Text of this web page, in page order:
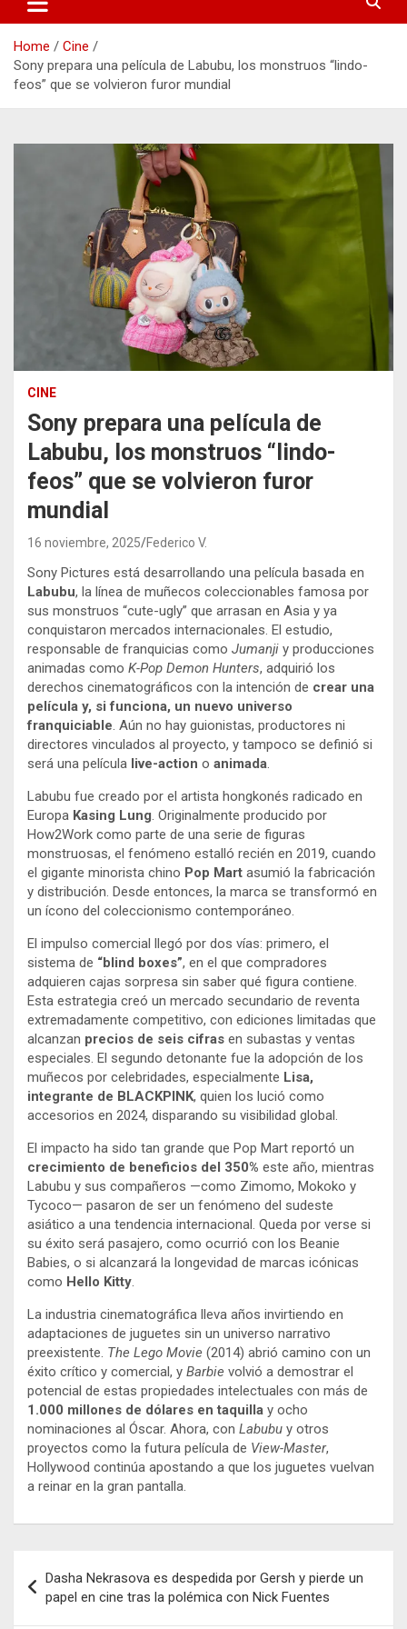
Home
Cine
Sony prepara una película de Labubu, los monstruos “lindo-
feos” que se volvieron furor mundial
CINE
Sony prepara una película de
Labubu, los monstruos “lindo-
feos” que se volvieron furor
mundial
16 noviembre, 2025 Federico V.
Sony Pictures está desarrollando una película basada en
Labubu, la línea de muñecos coleccionables famosa por
sus monstruos “cute-ugly” que arrasan en Asia y ya
conquistaron mercados internacionales. El estudio,
responsable de franquicias como Jumanji y producciones
animadas como K-Pop Demon Hunters, adquirió los
derechos cinematográficos con la intención de crear una
película y, si funciona, un nuevo universo
franquiciable. Aún no hay guionistas, productores ni
directores vinculados al proyecto, y tampoco se definió si
será una película live-action o animada.
Labubu fue creado por el artista hongkonés radicado en
Europa Kasing Lung. Originalmente producido por
How2Work como parte de una serie de figuras
monstruosas, el fenómeno estalló recién en 2019, cuando
el gigante minorista chino Pop Mart asumió la fabricación
y distribución. Desde entonces, la marca se transformó en
un ícono del coleccionismo contemporáneo.
El impulso comercial llegó por dos vías: primero, el
sistema de “blind boxes”, en el que compradores
adquieren cajas sorpresa sin saber qué figura contiene.
Esta estrategia creó un mercado secundario de reventa
extremadamente competitivo, con ediciones limitadas que
alcanzan precios de seis cifras en subastas y ventas
especiales. El segundo detonante fue la adopción de los
muñecos por celebridades, especialmente Lisa,
integrante de BLACKPINK, quien los lució como
accesorios en 2024, disparando su visibilidad global.
El impacto ha sido tan grande que Pop Mart reportó un
crecimiento de beneficios del 350% este año, mientras
Labubu y sus compañeros —como Zimomo, Mokoko y
Tycoco— pasaron de ser un fenómeno del sudeste
asiático a una tendencia internacional. Queda por verse si
su éxito será pasajero, como ocurrió con los Beanie
Babies, o si alcanzará la longevidad de marcas icónicas
como Hello Kitty.
La industria cinematográfica lleva años invirtiendo en
adaptaciones de juguetes sin un universo narrativo
preexistente. The Lego Movie (2014) abrió camino con un
éxito crítico y comercial, y Barbie volvió a demostrar el
potencial de estas propiedades intelectuales con más de
1.000 millones de dólares en taquilla y ocho
nominaciones al Óscar. Ahora, con Labubu y otros
proyectos como la futura película de View-Master,
Hollywood continúa apostando a que los juguetes vuelvan
a reinar en la gran pantalla.
de
entradas
Dasha Nekrasova es despedida por Gersh y pierde un
papel en cine tras la polémica con Nick Fuentes